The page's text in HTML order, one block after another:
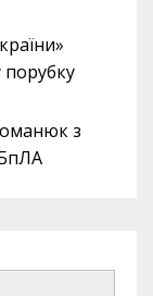
порубку
з